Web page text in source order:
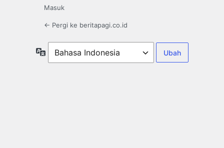
Masuk
← Pergi ke beritapagi.co.id
Bahasa